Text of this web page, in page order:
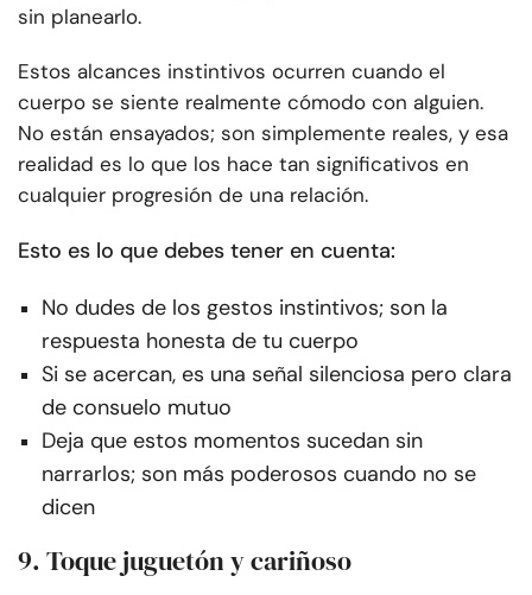
sin planearlo.
Estos alcances instintivos ocurren cuando el
cuerpo se siente realmente cómodo con alguien.
No están ensayados; son simplemente reales, y esa
realidad es lo que los hace tan significativos en
cualquier progresión de una relación.
Esto es lo que debes tener en cuenta:
No dudes de los gestos instintivos; son la
respuesta honesta de tu cuerpo
Si se acercan, es una señal silenciosa pero clara
de consuelo mutuo
Deja que estos momentos sucedan sin
narrarlos; son más poderosos cuando no se
dicen
9. Toque juguetón y cariñoso